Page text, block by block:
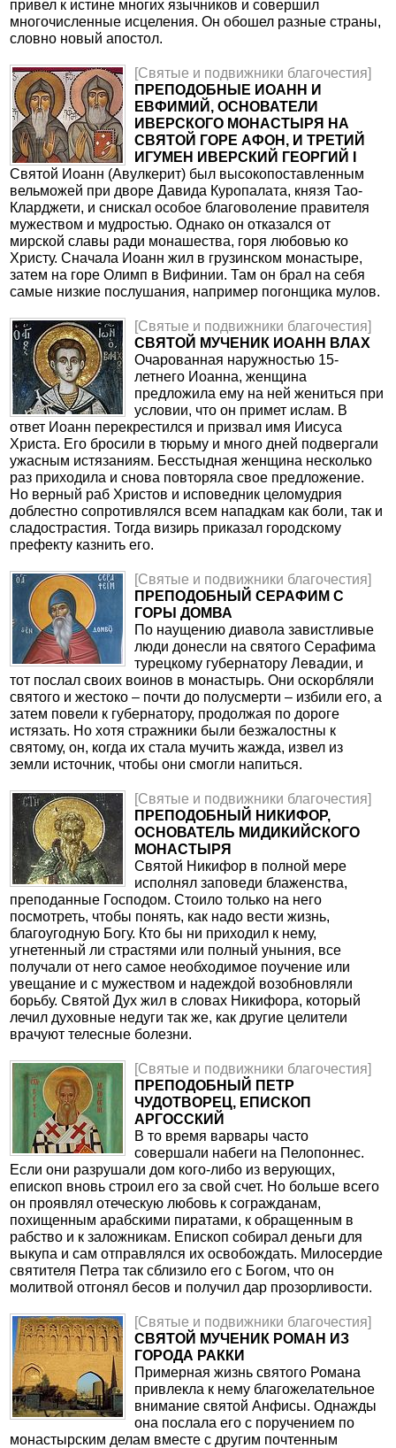
привел к истине многих язычников и совершил
многочисленные исцеления. Он обошел разные страны,
словно новый апостол.
[Святые и подвижники благочестия]
ПРЕПОДОБНЫЕ ИОАНН И
ЕВФИМИЙ, ОСНОВАТЕЛИ
ИВЕРСКОГО МОНАСТЫРЯ НА
СВЯТОЙ ГОРЕ АФОН, И ТРЕТИЙ
ИГУМЕН ИВЕРСКИЙ ГЕОРГИЙ I
Святой Иоанн (Авулкерит) был высокопоставленным
вельможей при дворе Давида Куропалата, князя Тао-
Кларджети, и снискал особое благоволение правителя
мужеством и мудростью. Однако он отказался от
мирской славы ради монашества, горя любовью ко
Христу. Сначала Иоанн жил в грузинском монастыре,
затем на горе Олимп в Вифинии. Там он брал на себя
самые низкие послушания, например погонщика мулов.
[Святые и подвижники благочестия]
СВЯТОЙ МУЧЕНИК ИОАНН ВЛАХ
Очарованная наружностью 15-
летнего Иоанна, женщина
предложила ему на ней жениться при
условии, что он примет ислам. В
ответ Иоанн перекрестился и призвал имя Иисуса
Христа. Его бросили в тюрьму и много дней подвергали
ужасным истязаниям. Бесстыдная женщина несколько
раз приходила и снова повторяла свое предложение.
Но верный раб Христов и исповедник целомудрия
доблестно сопротивлялся всем нападкам как боли, так и
сладострастия. Тогда визирь приказал городскому
префекту казнить его.
[Святые и подвижники благочестия]
ПРЕПОДОБНЫЙ СЕРАФИМ С
ГОРЫ ДОМВА
По наущению диавола завистливые
люди донесли на святого Серафима
турецкому губернатору Левадии, и
тот послал своих воинов в монастырь. Они оскорбляли
святого и жестоко – почти до полусмерти – избили его, а
затем повели к губернатору, продолжая по дороге
истязать. Но хотя стражники были безжалостны к
святому, он, когда их стала мучить жажда, извел из
земли источник, чтобы они смогли напиться.
[Святые и подвижники благочестия]
ПРЕПОДОБНЫЙ НИКИФОР,
ОСНОВАТЕЛЬ МИДИКИЙСКОГО
МОНАСТЫРЯ
Святой Никифор в полной мере
исполнял заповеди блаженства,
преподанные Господом. Стоило только на него
посмотреть, чтобы понять, как надо вести жизнь,
благоугодную Богу. Кто бы ни приходил к нему,
угнетенный ли страстями или полный уныния, все
получали от него самое необходимое поучение или
увещание и с мужеством и надеждой возобновляли
борьбу. Святой Дух жил в словах Никифора, который
лечил духовные недуги так же, как другие целители
врачуют телесные болезни.
[Святые и подвижники благочестия]
ПРЕПОДОБНЫЙ ПЕТР
ЧУДОТВОРЕЦ, ЕПИСКОП
АРГОССКИЙ
В то время варвары часто
совершали набеги на Пелопоннес.
Если они разрушали дом кого-либо из верующих,
епископ вновь строил его за свой счет. Но больше всего
он проявлял отеческую любовь к согражданам,
похищенным арабскими пиратами, к обращенным в
рабство и к заложникам. Епископ собирал деньги для
выкупа и сам отправлялся их освобождать. Милосердие
святителя Петра так сблизило его с Богом, что он
молитвой отгонял бесов и получил дар прозорливости.
[Святые и подвижники благочестия]
СВЯТОЙ МУЧЕНИК РОМАН ИЗ
ГОРОДА РАККИ
Примерная жизнь святого Романа
привлекла к нему благожелательное
внимание святой Анфисы. Однажды
она послала его с поручением по
монастырским делам вместе с другим почтенным